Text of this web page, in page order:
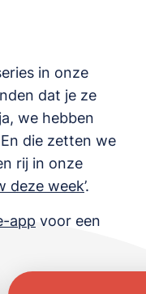
in onze
dat je ze
we hebben
die zetten we
rij in onze
deze week’.
app voor een